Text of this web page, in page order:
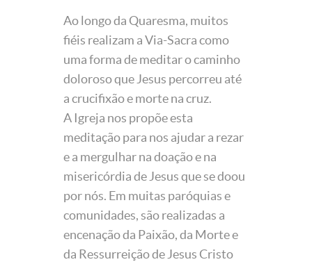
Ao longo da Quaresma, muitos
fiéis realizam a Via-Sacra como
uma forma de meditar o caminho
doloroso que Jesus percorreu até
a crucifixão e morte na cruz.
A Igreja nos propõe esta
meditação para nos ajudar a rezar
e a mergulhar na doação e na
misericórdia de Jesus que se doou
por nós. Em muitas paróquias e
comunidades, são realizadas a
encenação da Paixão, da Morte e
da Ressurreição de Jesus Cristo